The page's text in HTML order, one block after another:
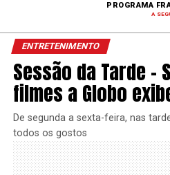
PROGRAMA
A
ENTRETENIMENTO
Sessão da Tarde –
filmes a Globo
De segunda a sexta-feira, nas
todos os gostos